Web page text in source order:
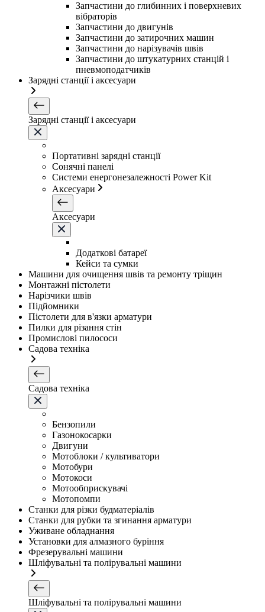
Запчастини до глибинних і поверхневих
вібраторів
Запчастини до двигунів
Запчастини до затирочних машин
Запчастини до нарізувачів швів
Запчастини до штукатурних станцій і
пневмоподатчиків
Зарядні станції і аксесуари
Зарядні станції і аксесуари
Портативні зарядні станції
Сонячні панелі
Системи енергонезалежності Power Kit
Аксесуари
Аксесуари
Додаткові батареї
Кейси та сумки
Машини для очищення швів та ремонту тріщин
Монтажні пістолети
Нарізчики швів
Підйомники
Пістолети для в'язки арматури
Пилки для різання стін
Промислові пилососи
Садова техніка
Садова техніка
Бензопили
Газонокосарки
Двигуни
Мотоблоки / культиватори
Мотобури
Мотокоси
Мотообприскувачі
Мотопомпи
Станки для різки будматеріалів
Станки для рубки та згинання арматури
Уживане обладнання
Установки для алмазного буріння
Фрезерувальні машини
Шліфувальні та полірувальні машини
Шліфувальні та полірувальні машини